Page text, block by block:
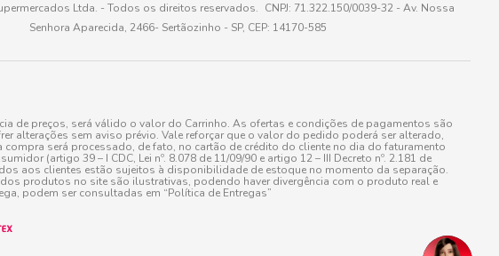
Ltda. - Todos os direitos reservados. CNPJ: 71.322.150/0039-32 - Av. Nossa
Senhora Aparecida, 2466- Sertãozinho - SP, CEP: 14170-585
de preços, será válido o valor do Carrinho. As ofertas e condições de pagamentos são
alterações sem aviso prévio. Vale reforçar que o valor do pedido poderá ser alterado,
será processado, de fato, no cartão de crédito do cliente no dia do faturamento
(artigo 39 – I CDC, Lei nº. 8.078 de 11/09/90 e artigo 12 – III Decreto nº. 2.181 de
aos clientes estão sujeitos à disponibilidade de estoque no momento da separação.
produtos no site são ilustrativas, podendo haver divergência com o produto real e
podem ser consultadas em “Política de Entregas”